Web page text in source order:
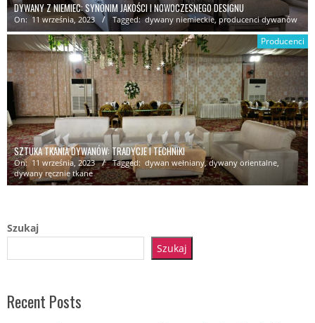
DYWANY Z NIEMIEC: SYNONIM JAKOŚCI I NOWOCZESNEGO DESIGNU
On: 11 września, 2023 Tagged: dywany niemieckie, producenci dywanów
Producenci
SZTUKA TKANIA DYWANÓW: TRADYCJE I TECHNIKI
On: 11 września, 2023 Tagged: dywan wełniany,dywany orientalne,
dywany ręcznie tkane
Szukaj
Szukaj
Recent Posts